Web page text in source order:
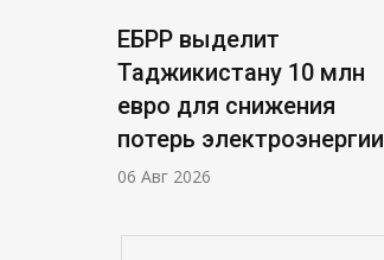
ЕБРР выделит
Таджикистану 10 млн
евро для снижения
потерь электроэнергии
06 Авг 2026